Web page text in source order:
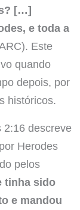
[…]
e toda a
Este
quando
depois, por
históricos.
2:16 descreve
Herodes
pelos
tinha sido
e mandou